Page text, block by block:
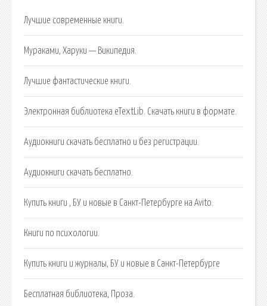
Лучшие современные книги.
Мураками, Харуки — Википедия.
Лучшие фантастические книги.
Электронная библиотека eTextLib. Скачать книги в формате.
Аудиокниги скачать бесплатно и без регистрации.
Аудиокниги скачать бесплатно.
Купить книги , БУ и новые в Санкт-Петербурге на Avito.
Книги по психологии.
Купить книги и журналы, БУ и новые в Санкт-Петербурге
Бесплатная библиотека, Проза.